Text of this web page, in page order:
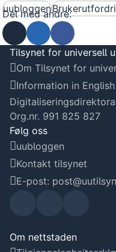
uubloggen
Del med andre:
Send som e-post
Del på Linkedin
Del på
Tilsynet for universell
Om Tilsynet for
Information in English
Org.nr. 991 825 827
Følg oss
uubloggen
Kontakt tilsynet
E-post:
Om nettstaden